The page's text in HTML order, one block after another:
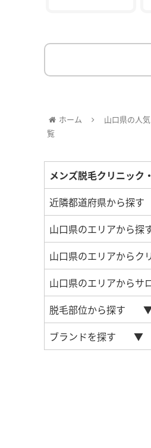
ホーム 山口県の人
覧
メンズ脱毛クリニック
近隣都道府県から探す
山口県のエリアから探
山口県のエリアからク
山口県のエリアからサ
脱毛部位から探す
ブランドを探す